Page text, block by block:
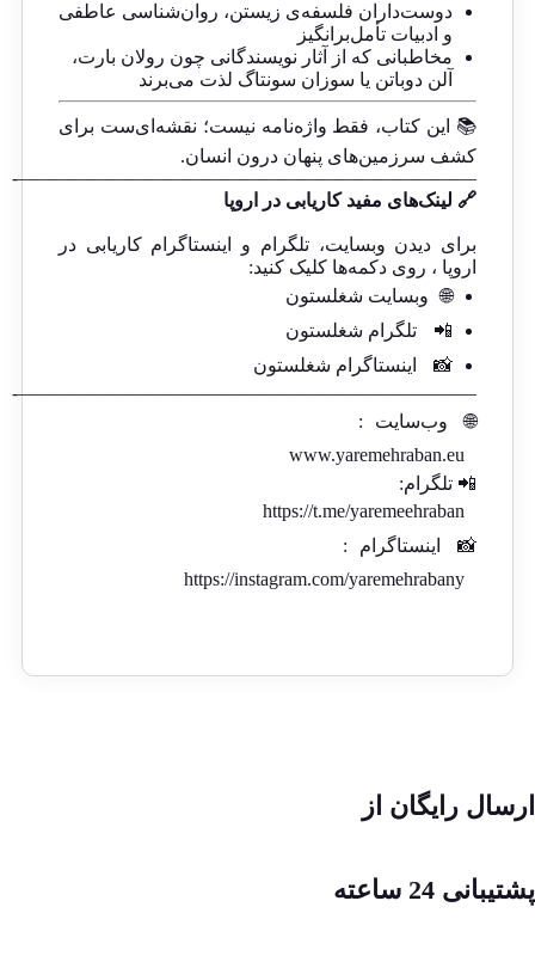
دوست‌داران فلسفه‌ی زیستن، روان‌شناسی عاطفی
و ادبیات تأمل‌برانگیز
مخاطبانی که از آثار نویسندگانی چون رولان بارت،
آلن دوباتن یا سوزان سونتاگ لذت می‌برند
📚 این کتاب، فقط واژه‌نامه نیست؛ نقشه‌ای‌ست برای
کشف سرزمین‌های پنهان درون انسان.
————————————————————————-
🔗 لینک‌های مفید کاریابی در اروپا
برای دیدن وبسایت، تلگرام و اینستاگرام کاریابی در
اروپا ، روی دکمه‌ها کلیک کنید:
🌐
وبسایت شغلستون
📲
تلگرام شغلستون
📸
اینستاگرام شغلستون
————————————————————————-
🌐
وب‌سایت
:
www.yaremehraban.eu
📲 تلگرام:
https://t.me/yaremeehraban
📸
اینستاگرام
:
https://instagram.com/yaremehrabany
ارسال رایگان از
پشتیبانی 24 ساعته